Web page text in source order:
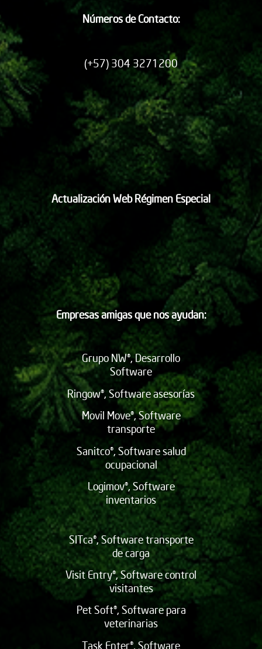
Números de Contacto:
(+57) 304 3271200
Actualización Web Régimen Especial
Empresas amigas que nos ayudan:
Grupo NW®, Desarrollo
Software
Ringow®, Software asesorías
Movil Move®, Software
transporte
Sanitco®, Software salud
ocupacional
Logimov®, Software
inventarios
SITca®, Software transporte
de carga
Visit Entry®, Software control
visitantes
Pet Soft®, Software para
veterinarias
Task Enter®, Software